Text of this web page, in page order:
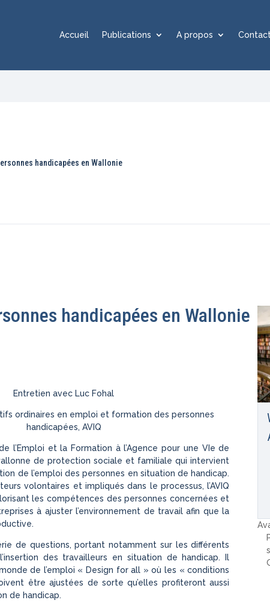
Accueil Publications A propos
handicapées en Wallonie
handicapées en Wallonie
Entretien avec Luc Fohal
ordinaires en emploi et formation des personnes
handicapées, AVIQ
l’Emploi et la Formation à l’Agence pour une VIe de
de protection sociale et familiale qui intervient
de l’emploi des personnes en situation de handicap.
volontaires et impliqués dans le processus, l’AVIQ
les compétences des personnes concernées et
à ajuster l’environnement de travail afin que la
de questions, portant notamment sur les différents
des travailleurs en situation de handicap. Il
de l’emploi « Design for all » où les « conditions
être ajustées de sorte qu’elles profiteront aussi
de handicap.